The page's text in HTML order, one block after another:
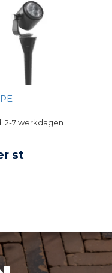
2-7 werkdagen
st